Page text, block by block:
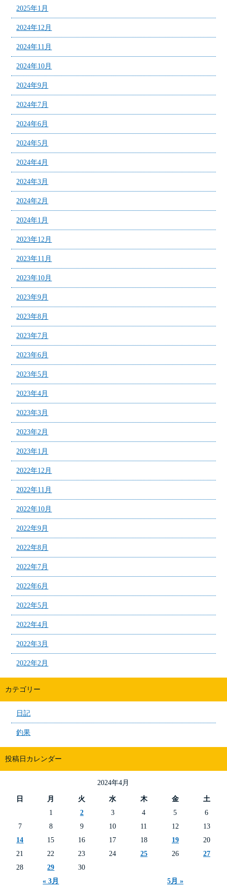
2025年1月
2024年12月
2024年11月
2024年10月
2024年9月
2024年7月
2024年6月
2024年5月
2024年4月
2024年3月
2024年2月
2024年1月
2023年12月
2023年11月
2023年10月
2023年9月
2023年8月
2023年7月
2023年6月
2023年5月
2023年4月
2023年3月
2023年2月
2023年1月
2022年12月
2022年11月
2022年10月
2022年9月
2022年8月
2022年7月
2022年6月
2022年5月
2022年4月
2022年3月
2022年2月
カテゴリー
日記
釣果
投稿日カレンダー
2024年4月
日 月 火 水 木 金 土
« 3月 5月 »
1 2 3 4 5
6
7
8 9 10 11 12
13
14
15 16 17 18 19
20
21
22 23 24 25 26
27
28
29 30